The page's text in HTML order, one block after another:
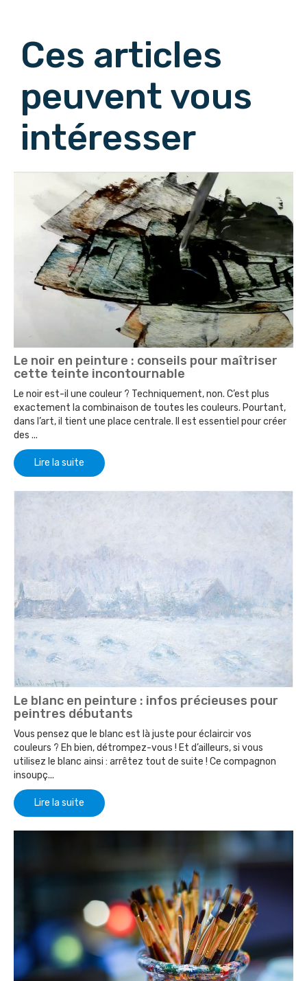
Ces articles
peuvent vous
intéresser
Le noir en peinture : conseils pour maîtriser
cette teinte incontournable
Le noir est-il une couleur ? Techniquement, non. C’est plus
exactement la combinaison de toutes les couleurs. Pourtant,
dans l’art, il tient une place centrale. Il est essentiel pour créer
des ...
Lire la suite
Le blanc en peinture : infos précieuses pour
peintres débutants
Vous pensez que le blanc est là juste pour éclaircir vos
couleurs ? Eh bien, détrompez-vous ! Et d’ailleurs, si vous
utilisez le blanc ainsi : arrêtez tout de suite ! Ce compagnon
insoupç...
Lire la suite